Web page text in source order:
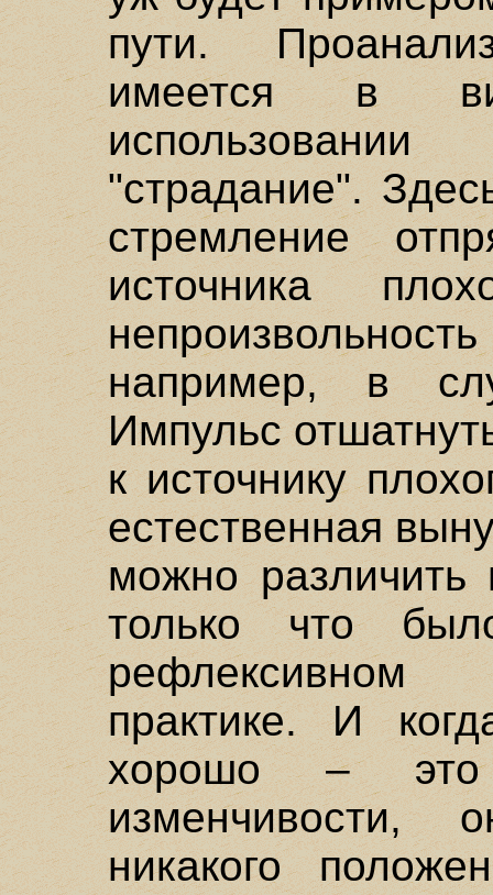
пути.
имеется в
"страдание".
стремление
источника
например, в
Импульс
к источнику
естественная
можно
только что
практике. И
хорошо –
изменчивости,
никакого